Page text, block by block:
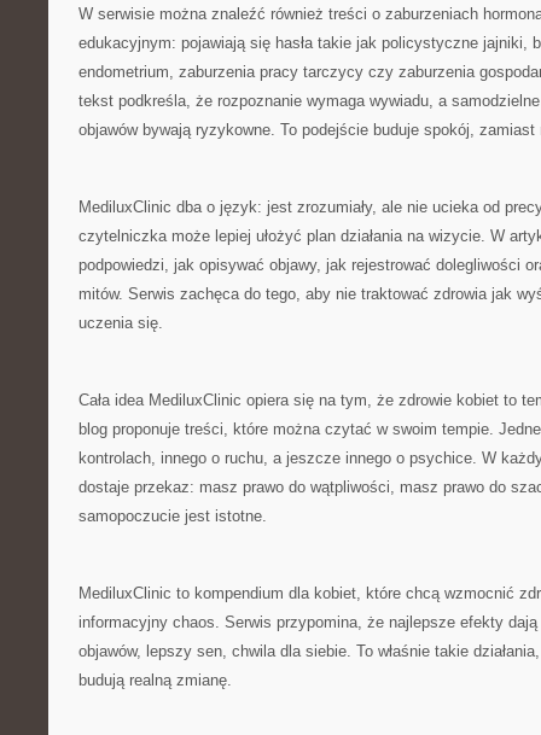
W serwisie można znaleźć również treści o zaburzeniach
edukacyjnym: pojawiają się hasła takie jak policystyczne jajniki,
endometrium, zaburzenia pracy tarczycy czy zaburzenia
tekst podkreśla, że rozpoznanie wymaga wywiadu, a
objawów bywają ryzykowne. To podejście buduje spokój,
MediluxClinic dba o język: jest zrozumiały, ale nie ucieka od
czytelniczka może lepiej ułożyć plan działania na wizycie. W
podpowiedzi, jak opisywać objawy, jak rejestrować dolegliwości
mitów. Serwis zachęca do tego, aby nie traktować zdrowia jak
uczenia się.
Cała idea MediluxClinic opiera się na tym, że zdrowie kobiet to
blog proponuje treści, które można czytać w swoim tempie.
kontrolach, innego o ruchu, a jeszcze innego o psychice. W
dostaje przekaz: masz prawo do wątpliwości, masz prawo do
samopoczucie jest istotne.
MediluxClinic to kompendium dla kobiet, które chcą wzmocnić
informacyjny chaos. Serwis przypomina, że najlepsze efekty dają
objawów, lepszy sen, chwila dla siebie. To właśnie takie
budują realną zmianę.